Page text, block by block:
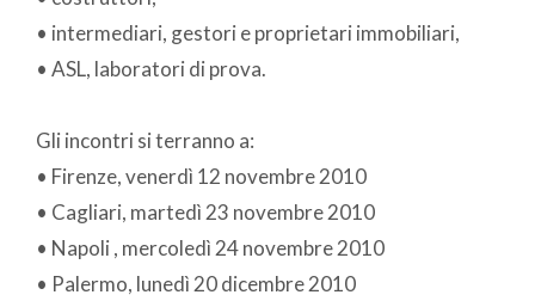
• intermediari, gestori e proprietari immobiliari,
• ASL, laboratori di prova.
Gli incontri si terranno a:
• Firenze, venerdì 12 novembre 2010
• Cagliari, martedì 23 novembre 2010
• Napoli , mercoledì 24 novembre 2010
• Palermo, lunedì 20 dicembre 2010